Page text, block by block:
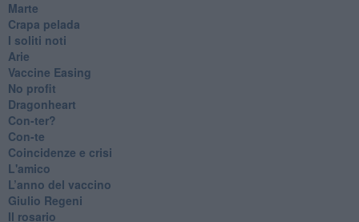
Marte
​Crapa pelada
​I soliti noti
Arie
​Vaccine Easing
No profit
Dragonheart
Con-ter?
​Con-te
Coincidenze e crisi
L'amico
​L’anno del vaccino
Giulio Regeni
​Il rosario